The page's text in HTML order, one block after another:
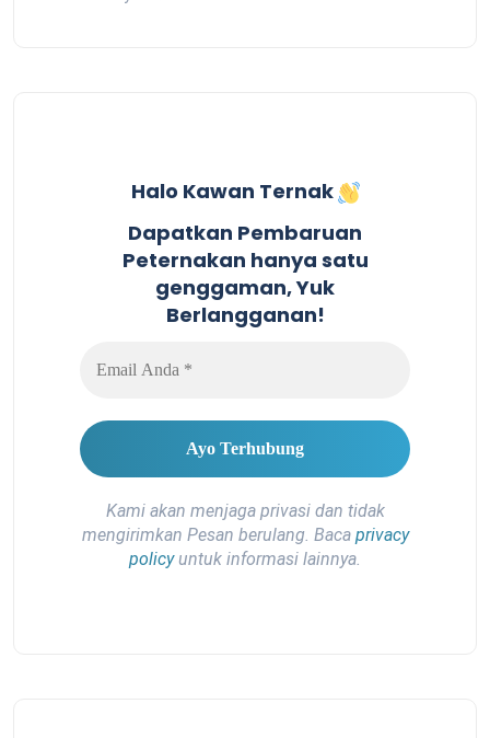
Halo Kawan Ternak
Dapatkan Pembaruan
Peternakan hanya satu
genggaman, Yuk
Berlangganan!
Kami akan menjaga privasi dan tidak
mengirimkan Pesan berulang. Baca privacy
policyuntuk informasi lainnya.